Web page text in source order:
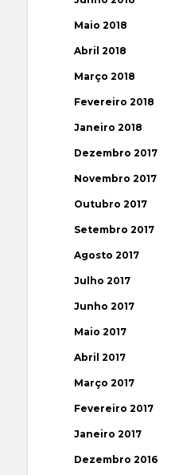
Maio 2018
Abril 2018
Março 2018
Fevereiro 2018
Janeiro 2018
Dezembro 2017
Novembro 2017
Outubro 2017
Setembro 2017
Agosto 2017
Julho 2017
Junho 2017
Maio 2017
Abril 2017
Março 2017
Fevereiro 2017
Janeiro 2017
Dezembro 2016